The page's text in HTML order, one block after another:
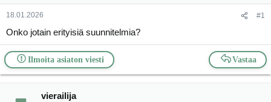
u
n
a
o
i
t
a
n
e
s
t
i
18.01.2026 #1
Onko jotain erityisiä suunnitelmia?
Vastaa
Ilmoita asiaton viesti
vierailija